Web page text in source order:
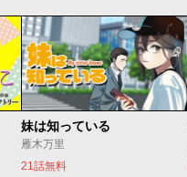
妹は知っている
雁木万里
21話無料